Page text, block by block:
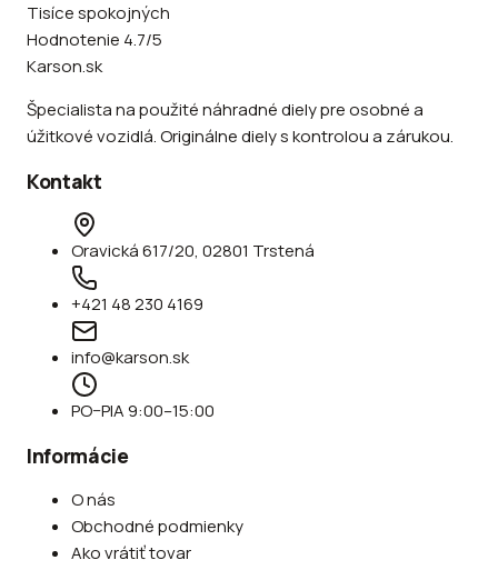
Tisíce spokojných
Hodnotenie 4.7/5
Karson.sk
Špecialista na použité náhradné diely pre osobné a
úžitkové vozidlá. Originálne diely s kontrolou a zárukou.
Kontakt
Oravická 617/20, 02801 Trstená
+421 48 230 4169
info@karson.sk
PO–PIA 9:00–15:00
Informácie
O nás
Obchodné podmienky
Ako vrátiť tovar